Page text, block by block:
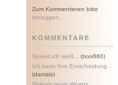
Zum Kommentieren bitte
einloggen
KOMMENTARE
Soweit ich weiß...
(txxx666)
Ich kann Ihre Entscheidung...
(damals)